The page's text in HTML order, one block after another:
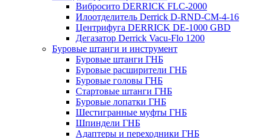
Вибросито DERRICK FLC-2000
Илоотделитель Derrick D-RND-CM-4-16
Центрифуга DERRICK DE-1000 GBD
Дегазатор Derrick Vacu-Flo 1200
Буровые штанги и инструмент
Буровые штанги ГНБ
Буровые расширители ГНБ
Буровые головы ГНБ
Стартовые штанги ГНБ
Буровые лопатки ГНБ
Шестигранные муфты ГНБ
Шпиндели ГНБ
Адаптеры и переходники ГНБ